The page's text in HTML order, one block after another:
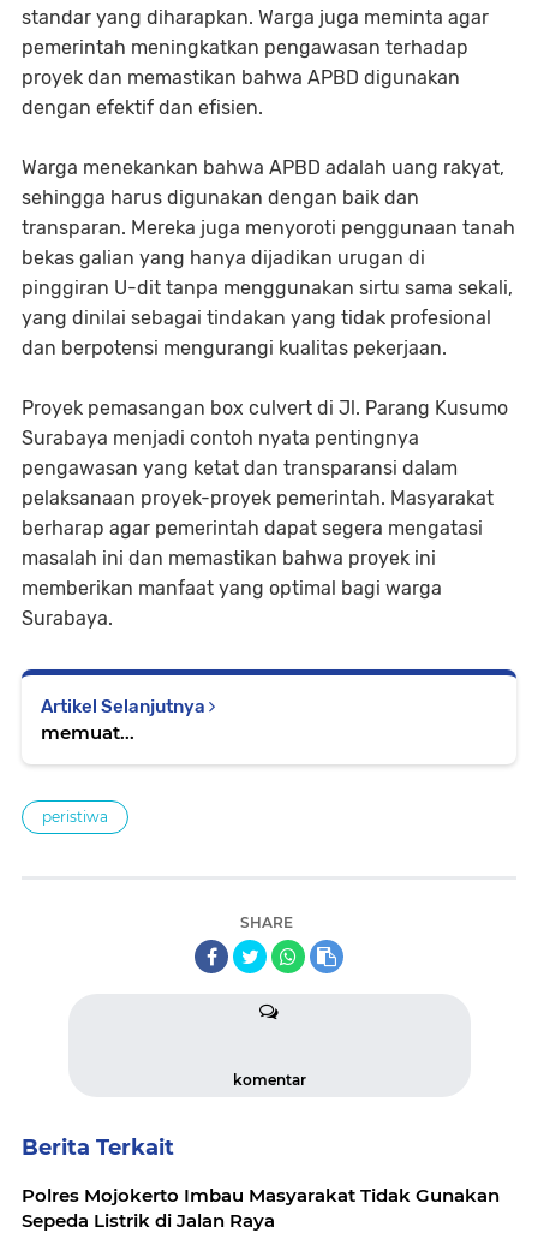
standar yang diharapkan. Warga juga meminta agar
pemerintah meningkatkan pengawasan terhadap
proyek dan memastikan bahwa APBD digunakan
dengan efektif dan efisien.
Warga menekankan bahwa APBD adalah uang rakyat,
sehingga harus digunakan dengan baik dan
transparan. Mereka juga menyoroti penggunaan tanah
bekas galian yang hanya dijadikan urugan di
pinggiran U-dit tanpa menggunakan sirtu sama sekali,
yang dinilai sebagai tindakan yang tidak profesional
dan berpotensi mengurangi kualitas pekerjaan.
Proyek pemasangan box culvert di Jl. Parang Kusumo
Surabaya menjadi contoh nyata pentingnya
pengawasan yang ketat dan transparansi dalam
pelaksanaan proyek-proyek pemerintah. Masyarakat
berharap agar pemerintah dapat segera mengatasi
masalah ini dan memastikan bahwa proyek ini
memberikan manfaat yang optimal bagi warga
Surabaya.
Artikel Selanjutnya
memuat...
peristiwa
SHARE
komentar
Berita Terkait
Polres Mojokerto Imbau Masyarakat Tidak Gunakan
Sepeda Listrik di Jalan Raya